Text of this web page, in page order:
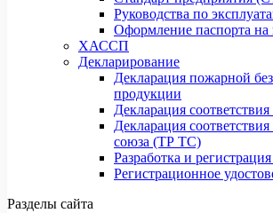
Руководства по
Оформление паспорта
ХАССП
Декларирование
Декларация пожарной
продукции
Декларация
Декларация
союза (ТР ТС)
Разработка и
Регистрационное
Разделы сайта